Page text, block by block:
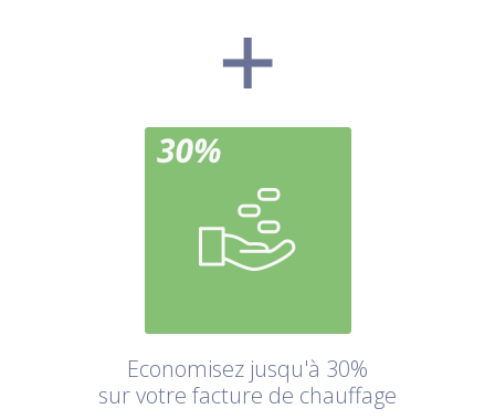
Economisez jusqu'à 30%
sur votre facture de chauffage